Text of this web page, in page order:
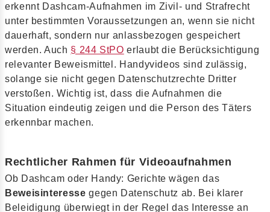
erkennt Dashcam-Aufnahmen im Zivil- und Strafrecht
unter bestimmten Voraussetzungen an, wenn sie nicht
dauerhaft, sondern nur anlassbezogen gespeichert
werden. Auch § 244 StPO erlaubt die Berücksichtigung
relevanter Beweismittel. Handyvideos sind zulässig,
solange sie nicht gegen Datenschutzrechte Dritter
verstoßen. Wichtig ist, dass die Aufnahmen die
Situation eindeutig zeigen und die Person des Täters
erkennbar machen.
Rechtlicher Rahmen für Videoaufnahmen
Ob Dashcam oder Handy: Gerichte wägen das
Beweisinteresse gegen Datenschutz ab. Bei klarer
Beleidigung überwiegt in der Regel das Interesse an